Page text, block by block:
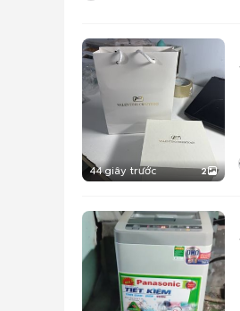
44 giây trước 2